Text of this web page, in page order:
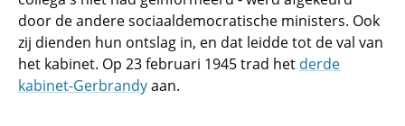
door de andere sociaaldemocratische ministers. Ook
zij dienden hun ontslag in, en dat leidde tot de val van
het kabinet. Op 23 februari 1945 trad het derde
kabinet-Gerbrandyaan.